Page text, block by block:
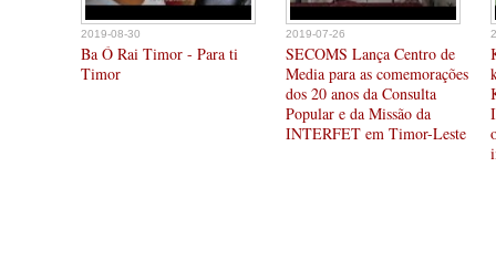
2019-08-30
Ba Ó Rai Timor - Para ti
Timor
2019-07-26
SECOMS Lança Centro de
Media para as comemorações
dos 20 anos da Consulta
Popular e da Missão da
INTERFET em Timor-Leste